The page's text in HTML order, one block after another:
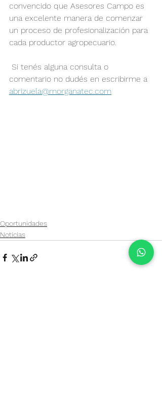
convencido que Asesores Campo es
una excelente manera de comenzar
un proceso de profesionalización para
cada productor agropecuario.
comentario no dudés en escribirme a
abrizuela@morganatec.com
Oportunidades
Noticias